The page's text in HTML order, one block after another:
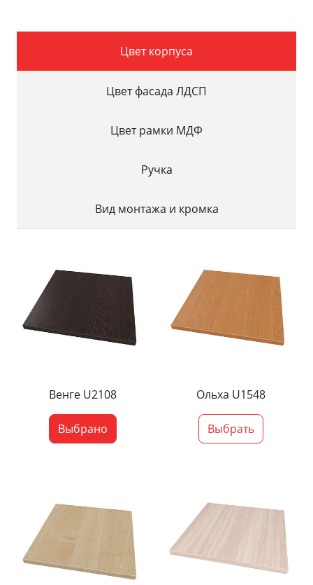
Цвет корпуса
Цвет фасада ЛДСП
Цвет рамки МДФ
Ручка
Вид монтажа и кромка
Венге U2108
Выбрано
Ольха U1548
Выбрать